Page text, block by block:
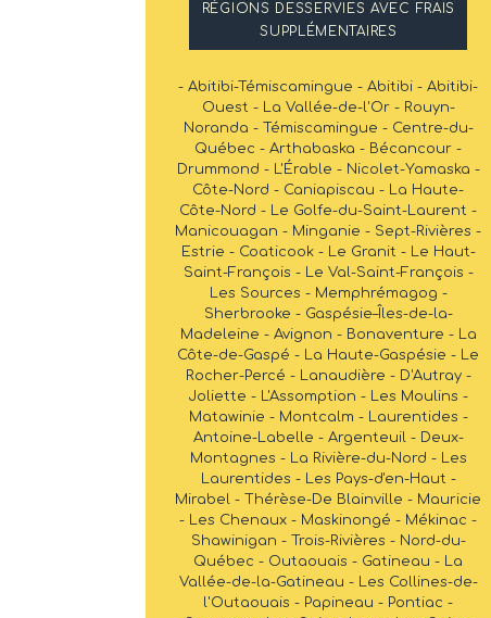
RÉGIONS DESSERVIES AVEC FRAIS
SUPPLÉMENTAIRES
- Abitibi-Témiscamingue - Abitibi - Abitibi-
Ouest - La Vallée-de-l'Or - Rouyn-
Noranda - Témiscamingue - Centre-du-
Québec - Arthabaska - Bécancour -
Drummond - L'Érable - Nicolet-Yamaska -
Côte-Nord - Caniapiscau - La Haute-
Côte-Nord - Le Golfe-du-Saint-Laurent -
Manicouagan - Minganie - Sept-Rivières -
Estrie - Coaticook - Le Granit - Le Haut-
Saint-François - Le Val-Saint-François -
Les Sources - Memphrémagog -
Sherbrooke - Gaspésie–Îles-de-la-
Madeleine - Avignon - Bonaventure - La
Côte-de-Gaspé - La Haute-Gaspésie - Le
Rocher-Percé - Lanaudière - D'Autray -
Joliette - L'Assomption - Les Moulins -
Matawinie - Montcalm - Laurentides -
Antoine-Labelle - Argenteuil - Deux-
Montagnes - La Rivière-du-Nord - Les
Laurentides - Les Pays-d'en-Haut -
Mirabel - Thérèse-De Blainville - Mauricie
- Les Chenaux - Maskinongé - Mékinac -
Shawinigan - Trois-Rivières - Nord-du-
Québec - Outaouais - Gatineau - La
Vallée-de-la-Gatineau - Les Collines-de-
l'Outaouais - Papineau - Pontiac -